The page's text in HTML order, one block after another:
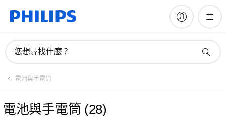
您想尋找什麼？
電池與手電筒
電池與手電筒 (28)